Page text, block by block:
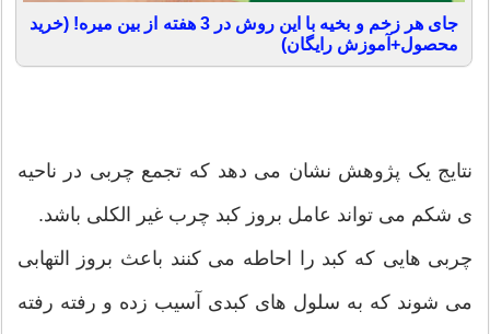
جای هر زخم و بخیه با این روش در 3 هفته از بین میره! (خرید
محصول+آموزش رایگان)
نتایج یک پژوهش نشان می دهد که تجمع چربی در ناحیه
ی شکم می تواند عامل بروز کبد چرب غیر الکلی باشد.
چربی هایی که کبد را احاطه می کنند باعث بروز التهابی
می شوند که به سلول های کبدی آسیب زده و رفته رفته